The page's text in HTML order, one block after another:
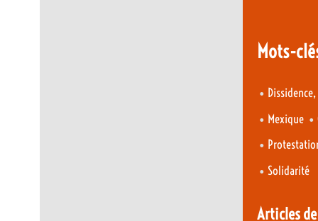
Mots-
•
• Mexique •
•
• Solidarité
Articles